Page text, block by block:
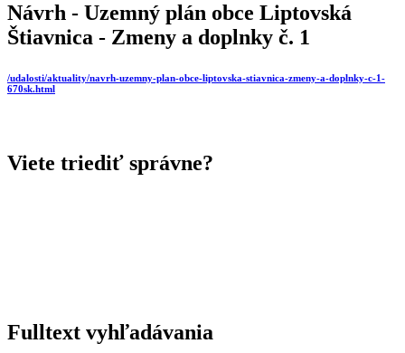
Návrh - Uzemný plán obce Liptovská
Štiavnica - Zmeny a doplnky č. 1
/udalosti/aktuality/navrh-uzemny-plan-obce-liptovska-stiavnica-zmeny-a-doplnky-c-1-
670sk.html
Viete triediť správne?
Fulltext vyhľadávania